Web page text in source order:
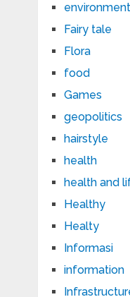
environment
Fairy tale
Flora
food
Games
geopolitics
hairstyle
health
health and
Healthy
Healty
Informasi
information